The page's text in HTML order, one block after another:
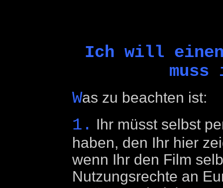
Ich will
muss
Was zu beachten ist:
1. Ihr müsst selbst
haben, den Ihr hier
wenn Ihr den Film
Nutzungsrechte an